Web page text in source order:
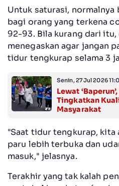
Untuk saturasi, normalnya
bagi orang yang terkena
92-93. Bila kurang dari
menegaskan agar jangan
tidur tengkurap selama 3
Senin, 27 Jul 2026
Lewat
Tingkatkan
Masyarakat
"Saat tidur tengkurap, kita
paru lebih terbuka dan
masuk," jelasnya.
Terakhir yang tak kalah